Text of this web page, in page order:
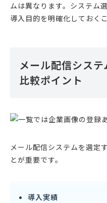
ムは異なります。システム
導入目的を明確化しておく
メール配信シス
比較ポイント
メール配信システムを選定
とが重要です。
導入実績